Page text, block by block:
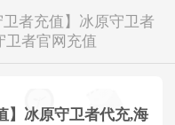
卫者充值】冰原守卫者
卫者官网充值
】冰原守卫者代充,海